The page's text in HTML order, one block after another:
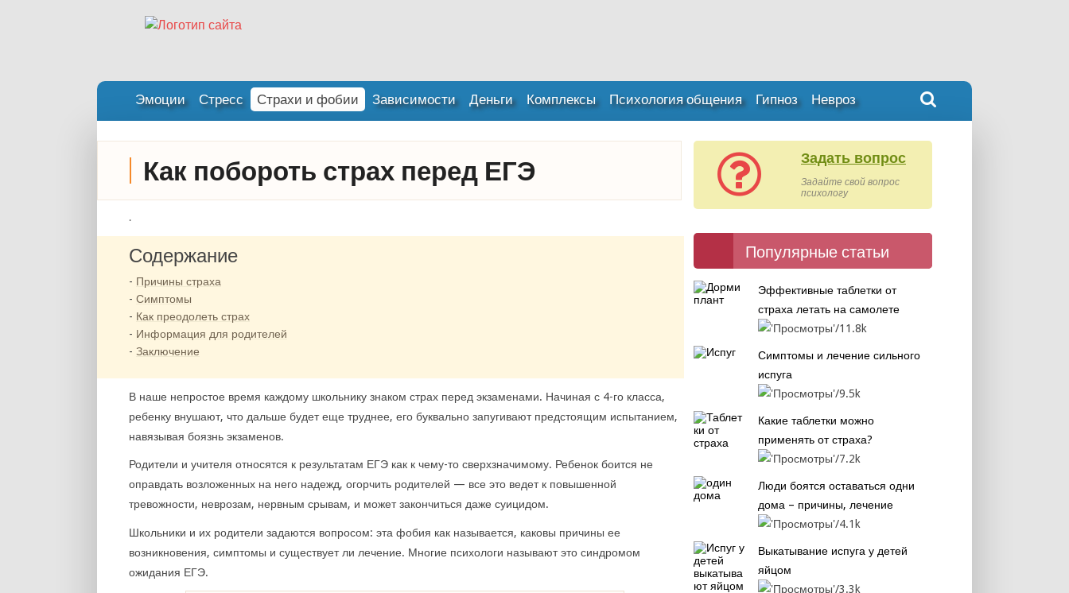
Эмоции Стресс Страхи и фобии Зависимости Деньги Комплексы Психология общения Гипноз Невроз
Как побороть страх перед ЕГЭ
.
Содержание
Причины страха
Симптомы
Как преодолеть страх
Информация для родителей
Заключение
В наше непростое время каждому школьнику знаком страх перед экзаменами. Начиная с 4-го класса,
ребенку внушают, что дальше будет еще труднее, его буквально запугивают предстоящим испытанием,
навязывая боязнь экзаменов.
Родители и учителя относятся к результатам ЕГЭ как к чему-то сверхзначимому. Ребенок боится не
оправдать возложенных на него надежд, огорчить родителей — все это ведет к повышенной
тревожности, неврозам, нервным срывам, и может закончиться даже суицидом.
Школьники и их родители задаются вопросом: эта фобия как называется, каковы причины ее
возникновения, симптомы и существует ли лечение. Многие психологи называют это синдромом
ожидания ЕГЭ.
Задать вопрос
Задайте свой вопрос
психологу
Популярные статьи
Эффективные таблетки от
страха летать на самолете
11.8k
Симптомы и лечение сильного
испуга
9.5k
Какие таблетки можно
применять от страха?
7.2k
Люди боятся оставаться одни
дома – причины, лечение
4.1k
Выкатывание испуга у детей
яйцом
3.3k